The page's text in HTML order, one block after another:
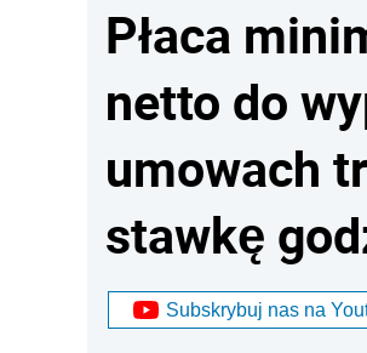
Płaca
netto do
umowach
stawkę
Subskrybuj nas na